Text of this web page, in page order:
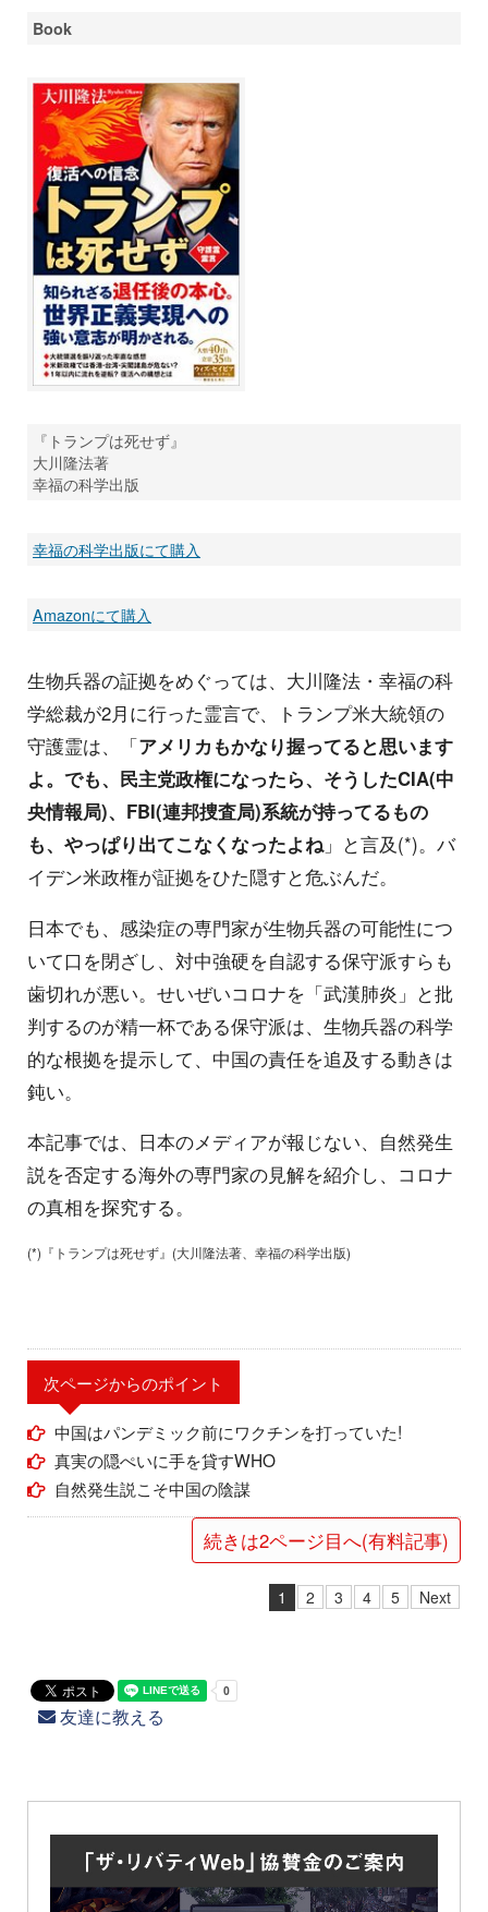
Book
『トランプは死せず』
大川隆法著
幸福の科学出版
幸福の科学出版にて購入
Amazonにて購入
生物兵器の証拠をめぐっては、大川隆法・幸福の科
学総裁が2月に行った霊言で、トランプ米大統領の
守護霊は、「アメリカもかなり握ってると思います
よ。でも、民主党政権になったら、そうしたCIA(中
央情報局)、FBI(連邦捜査局)系統が持ってるもの
も、やっぱり出てこなくなったよね」と言及(*)。バ
イデン米政権が証拠をひた隠すと危ぶんだ。
日本でも、感染症の専門家が生物兵器の可能性につ
いて口を閉ざし、対中強硬を自認する保守派すらも
歯切れが悪い。せいぜいコロナを「武漢肺炎」と批
判するのが精一杯である保守派は、生物兵器の科学
的な根拠を提示して、中国の責任を追及する動きは
鈍い。
本記事では、日本のメディアが報じない、自然発生
説を否定する海外の専門家の見解を紹介し、コロナ
の真相を探究する。
(*)『トランプは死せず』(大川隆法著、幸福の科学出版)
次ページからのポイント
中国はパンデミック前にワクチンを打っていた!
真実の隠ぺいに手を貸すWHO
自然発生説こそ中国の陰謀
続きは2ページ目へ(有料記事)
1 2 3 4 5 Next
友達に教える